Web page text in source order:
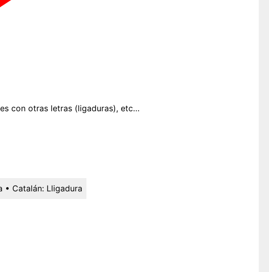
con otras letras (ligaduras), etc…
• Catalán: Lligadura